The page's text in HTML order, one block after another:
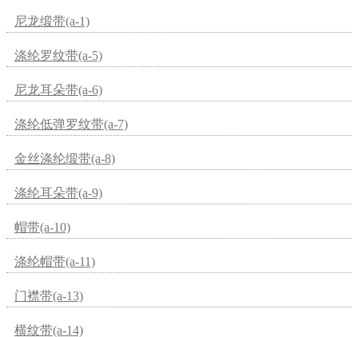
尼龙缎带(a-1)
涤纶罗纹带(a-5)
尼龙耳朵带(a-6)
涤纶低弹罗纹带(a-7)
金丝涤纶缎带(a-8)
涤纶耳朵带(a-9)
帽带(a-10)
涤纶帽带(a-11)
门襟带(a-13)
横纹带(a-14)